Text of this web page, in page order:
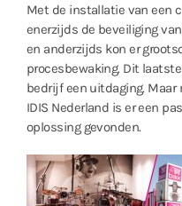
Met de installatie van een
enerzijds de beveiliging
en anderzijds kon er
procesbewaking. Dit
bedrijf een uitdaging.
IDIS Nederland is er een
oplossing gevonden.